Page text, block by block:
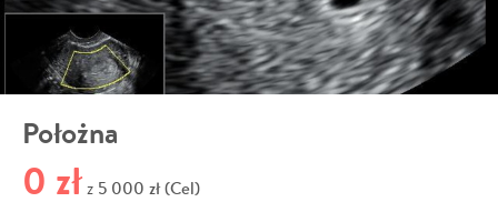
Położna
0 zł z 5 000 zł (Cel)